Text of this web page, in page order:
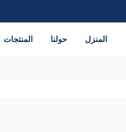
المنزل حولنا المنتجات